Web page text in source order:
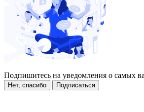
Подпишитесь на уведомления о самых
Нет, спасибо Подписаться